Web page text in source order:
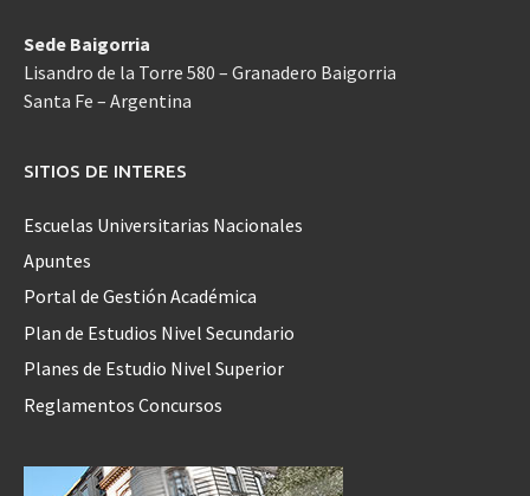
Sede Baigorria
Lisandro de la Torre 580 – Granadero Baigorria
Santa Fe – Argentina
SITIOS DE INTERES
Escuelas Universitarias Nacionales
Apuntes
Portal de Gestión Académica
Plan de Estudios Nivel Secundario
Planes de Estudio Nivel Superior
Reglamentos Concursos